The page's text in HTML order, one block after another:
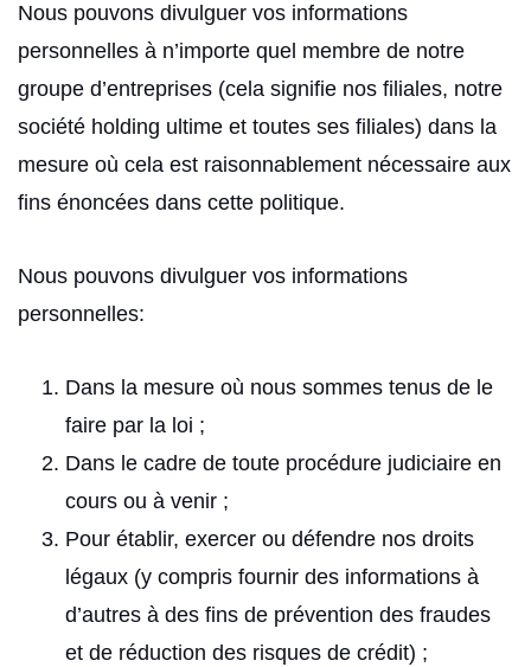
Nous pouvons divulguer vos informations
personnelles à n’importe quel membre de notre
groupe d’entreprises (cela signifie nos filiales, notre
société holding ultime et toutes ses filiales) dans la
mesure où cela est raisonnablement nécessaire aux
fins énoncées dans cette politique.
Nous pouvons divulguer vos informations
personnelles:
Dans la mesure où nous sommes tenus de le
faire par la loi ;
Dans le cadre de toute procédure judiciaire en
cours ou à venir ;
Pour établir, exercer ou défendre nos droits
légaux (y compris fournir des informations à
d’autres à des fins de prévention des fraudes
et de réduction des risques de crédit) ;